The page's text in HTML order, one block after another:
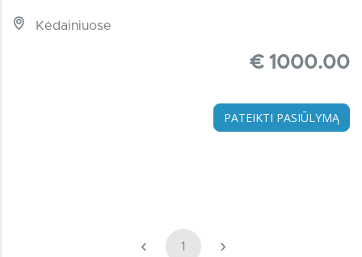
Kėdainiuose
€ 1000.00
PATEIKTI PASIŪLYMĄ
‹ 1 ›